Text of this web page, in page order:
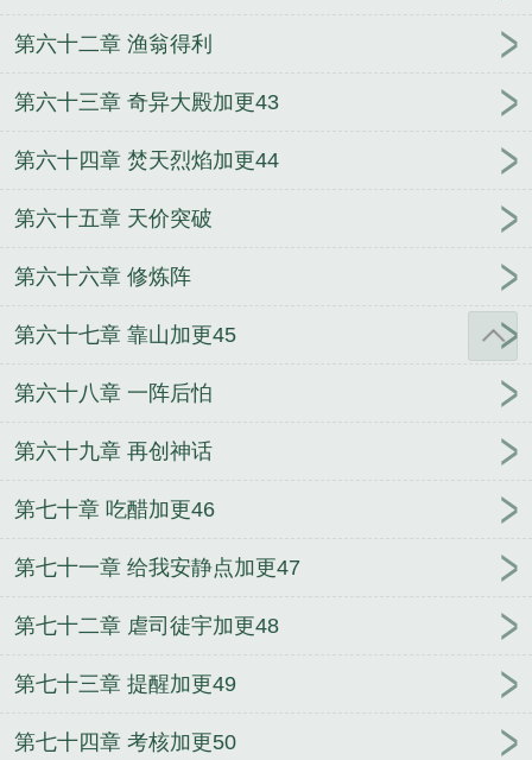
第六十二章 渔翁得利
第六十三章 奇异大殿加更43
第六十四章 焚天烈焰加更44
第六十五章 天价突破
第六十六章 修炼阵
第六十七章 靠山加更45
第六十八章 一阵后怕
第六十九章 再创神话
第七十章 吃醋加更46
第七十一章 给我安静点加更47
第七十二章 虐司徒宇加更48
第七十三章 提醒加更49
第七十四章 考核加更50